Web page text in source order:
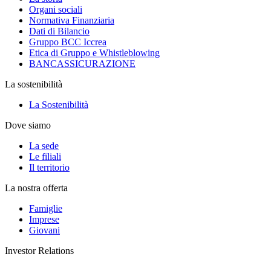
Organi sociali
Normativa Finanziaria
Dati di Bilancio
Gruppo BCC Iccrea
Etica di Gruppo e Whistleblowing
BANCASSICURAZIONE
La sostenibilità
La Sostenibilità
Dove siamo
La sede
Le filiali
Il territorio
La nostra offerta
Famiglie
Imprese
Giovani
Investor Relations